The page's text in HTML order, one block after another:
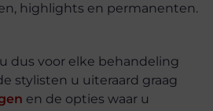
highlights en permanenten.
dus voor elke behandeling
stylisten u uiteraard graag
en de opties waar u